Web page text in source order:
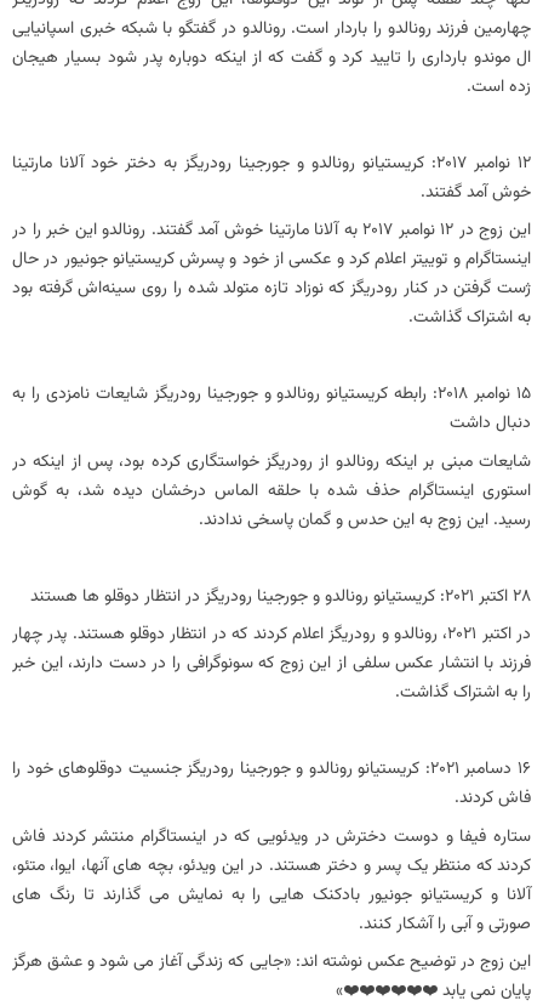
چهارمین فرزند رونالدو را باردار است. رونالدو در گفتگو با شبکه خبری اسپانیایی
ال موندو بارداری را تایید کرد و گفت که از اینکه دوباره پدر شود بسیار هیجان
زده است.
12 نوامبر 2017: کریستیانو رونالدو و جورجینا رودریگز به دختر خود آلانا مارتینا
خوش آمد گفتند.
این زوج در 12 نوامبر 2017 به آلانا مارتینا خوش آمد گفتند. رونالدو این خبر را در
اینستاگرام و توییتر اعلام کرد و عکسی از خود و پسرش کریستیانو جونیور در حال
ژست گرفتن در کنار رودریگز که نوزاد تازه متولد شده را روی سینه‌اش گرفته بود
به اشتراک گذاشت.
15 نوامبر 2018: رابطه کریستیانو رونالدو و جورجینا رودریگز شایعات نامزدی را به
دنبال داشت
شایعات مبنی بر اینکه رونالدو از رودریگز خواستگاری کرده بود، پس از اینکه در
استوری اینستاگرام حذف شده با حلقه الماس درخشان دیده شد، به گوش
رسید. این زوج به این حدس و گمان پاسخی ندادند.
28 اکتبر 2021: کریستیانو رونالدو و جورجینا رودریگز در انتظار دوقلو ها هستند
در اکتبر 2021، رونالدو و رودریگز اعلام کردند که در انتظار دوقلو هستند. پدر چهار
فرزند با انتشار عکس سلفی از این زوج که سونوگرافی را در دست دارند، این خبر
را به اشتراک گذاشت.
16 دسامبر 2021: کریستیانو رونالدو و جورجینا رودریگز جنسیت دوقلوهای خود را
فاش کردند.
ستاره فیفا و دوست دخترش در ویدئویی که در اینستاگرام منتشر کردند فاش
کردند که منتظر یک پسر و دختر هستند. در این ویدئو، بچه های آنها، ایوا، متئو،
آلانا و کریستیانو جونیور بادکنک هایی را به نمایش می گذارند تا رنگ های
صورتی و آبی را آشکار کنند.
این زوج در توضیح عکس نوشته اند: «جایی که زندگی آغاز می شود و عشق هرگز
پایان نمی یابد ❤️❤️❤️❤️❤️❤️»